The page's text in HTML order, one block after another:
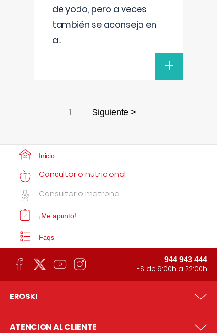
de yodo, pero a veces
también se aconseja en
a...
+
1 Siguiente >
Inicio
Consultorio nutricional
Consultorio matrona
¡Me apunto!
Faqs
944 943 444
L-S de 9:00h a 22:00h
EROSKI
ATENCION AL CLIENTE